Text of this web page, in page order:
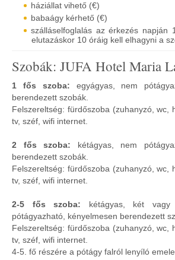
háziállat vihető (€)
babaágy kérhető (€)
szálláselfoglalás az érkezés napján
elutazáskor 10 óráig kell elhagyni a
Szobák: JUFA Hotel Maria
1 fős szoba: egyágyas, nem
berendezett szobák.
Felszereltség: fürdőszoba (zuhanyzó, wc,
tv, széf, wifi internet.
2 fős szoba: kétágyas, nem
berendezett szobák.
Felszereltség: fürdőszoba (zuhanyzó, wc,
tv, széf, wifi internet.
2-5 fős szoba: kétágyas, két
pótágyazható, kényelmesen berendezett
Felszereltség: fürdőszoba (zuhanyzó, wc,
tv, széf, wifi internet.
4-5. fő részére a pótágy falról lenyíló